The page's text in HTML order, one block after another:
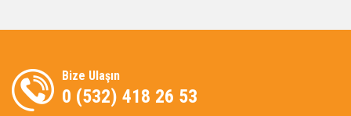
Bize Ulaşın
0 (532) 418 26 53